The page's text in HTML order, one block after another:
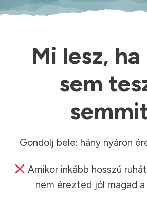
Mi lesz,
sem
Gondolj bele: hány nyáron
Amikor inkább hosszú
nem érezted jól magad